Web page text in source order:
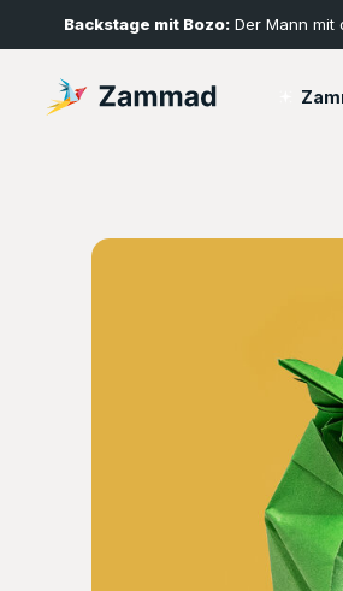
Backstage mit Bozo: Der Mann mit